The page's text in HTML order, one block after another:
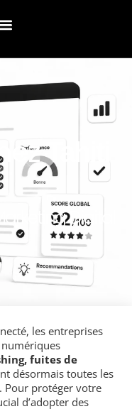
Tahiti
Digital
les entreprises
fuites de
désormais toutes les
Pour protéger votre
d’adopter des